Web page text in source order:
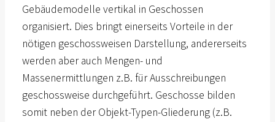
Gebäudemodelle vertikal in Geschossen
organisiert. Dies bringt einerseits Vorteile in der
nötigen geschossweisen Darstellung, andererseits
werden aber auch Mengen- und
Massenermittlungen z.B. für Ausschreibungen
geschossweise durchgeführt. Geschosse bilden
somit neben der Objekt-Typen-Gliederung (z.B.